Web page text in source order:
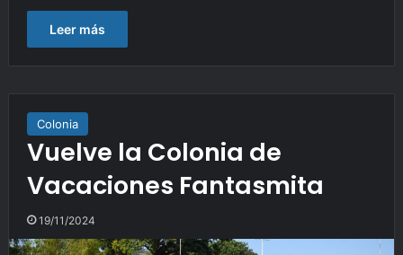
Leer más
Colonia
Vuelve la Colonia de
Vacaciones Fantasmita
19/11/2024